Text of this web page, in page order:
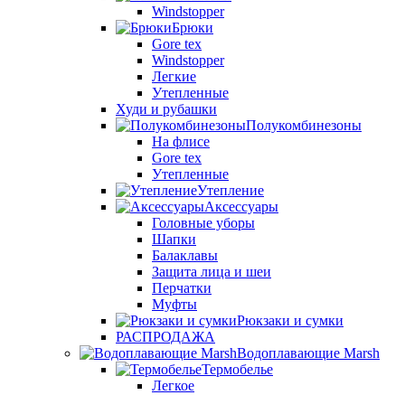
Windstopper
Брюки
Gore tex
Windstopper
Легкие
Утепленные
Худи и рубашки
Полукомбинезоны
На флисе
Gore tex
Утепленные
Утепление
Аксессуары
Головные уборы
Шапки
Балаклавы
Защита лица и шеи
Перчатки
Муфты
Рюкзаки и сумки
РАСПРОДАЖА
Водоплавающие Marsh
Термобелье
Легкое